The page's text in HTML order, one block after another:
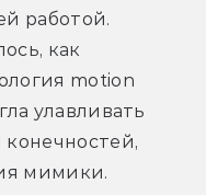
работой.
как
motion
улавливать
конечностей,
мимики.